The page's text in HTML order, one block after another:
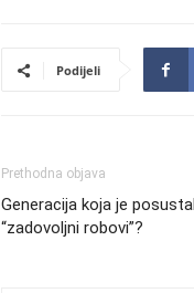
Podijeli
Prethodna objava
Generacija koja je
“zadovoljni robovi”?